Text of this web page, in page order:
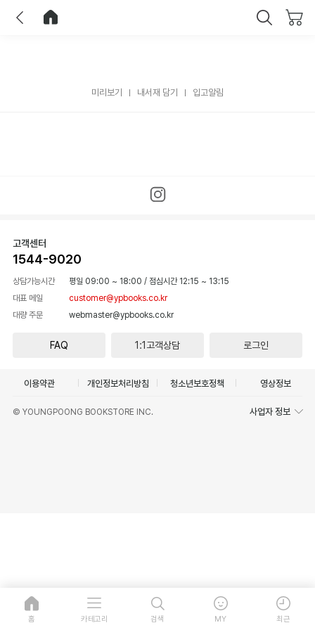
미리보기 내서재 담기 입고알림
고객센터
1544-9020
상담가능시간 평일 09:00 ~ 18:00 / 점심시간 12:15 ~ 13:15
대표 메일
customer@ypbooks.co.kr
대량 주문
webmaster@ypbooks.co.kr
FAQ 1:1고객상담 로그인
이용약관 개인정보처리방침 청소년보호정책 영상정보
© YOUNGPOONG BOOKSTORE INC. 사업자 정보
홈 카테고리 검색 MY 최근